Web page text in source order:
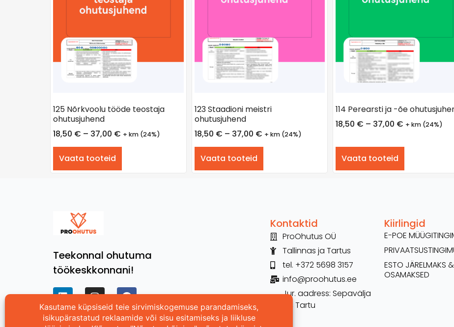
125 Nõrkvoolu tööde teostaja
ohutusjuhend
18,50 € – 37,00 € + km (24%)
Vaata tooteid
123 Staadioni meistri
ohutusjuhend
18,50 € – 37,00 € + km (24%)
Vaata tooteid
114 Perearsti ja -õe
18,50 € – 37,00 € + km (24%)
Vaata tooteid
Teekonnal ohutuma
töökeskkonnani!
Kontaktid
ProOhutus OÜ
Tallinnas ja Tartus
tel. +372 5698 3157
info@proohutus.ee
Jur. aadress: Sepavälja
26, Tartu
Kiirlingid
E-POE
ESTO JÄRELMAKS &
OSAMAKSED